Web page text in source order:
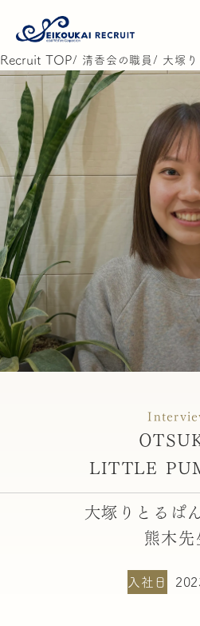
Recruit TOP 清香会の職員 大塚
LITTLE
大塚りとるぱ
熊木先
入社日